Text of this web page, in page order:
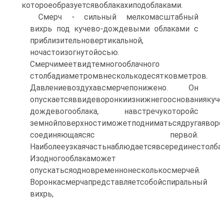
котороеобразуетсявоблакахиподоблаками.
Смерч - сильный мелкомасштабный
вихрь под кучево-дождевыми облаками с
приблизительновертикальной,
ночастоизогнутойосью.
Смерчимеетвидтемногооблачного
столбадиаметромвнесколькодесятковметров.
Давлениевоздухавсмерчепонижено. Он
дождевогооблака, навстречукоторойс
соединяющаясяс первой.
Изодногооблакаможет
опускатьсяодновременнонесколькосмерчей.
Воронкасмерчапредставляетсобойспиральный
вихрь,